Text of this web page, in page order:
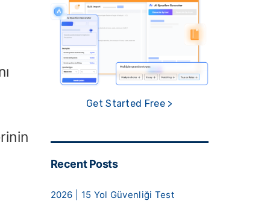
Get Started Free >
Recent Posts
2026 | 15 Yol Güvenliği Test